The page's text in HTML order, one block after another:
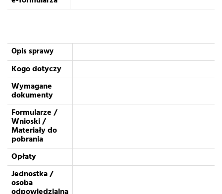
Opis sprawy
Kogo dotyczy
Wymagane
dokumenty
Formularze /
Wnioski /
Materiały do
pobrania
Opłaty
Jednostka /
osoba